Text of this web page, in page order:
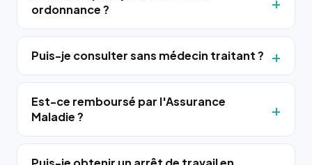
ordonnance ?
Puis-je consulter sans médecin traitant ?
Est-ce remboursé par l'Assurance
Maladie ?